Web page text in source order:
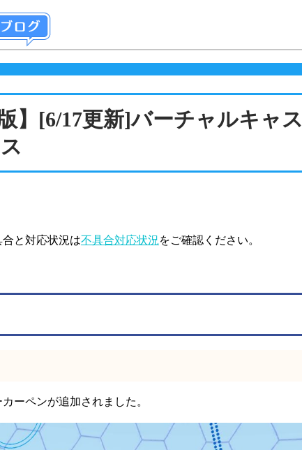
】[6/17更新]バーチャルキャス
と対応状況は不具合対応状況をご確認ください。
ーペンが追加されました。